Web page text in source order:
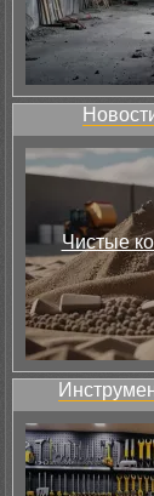
Чистые